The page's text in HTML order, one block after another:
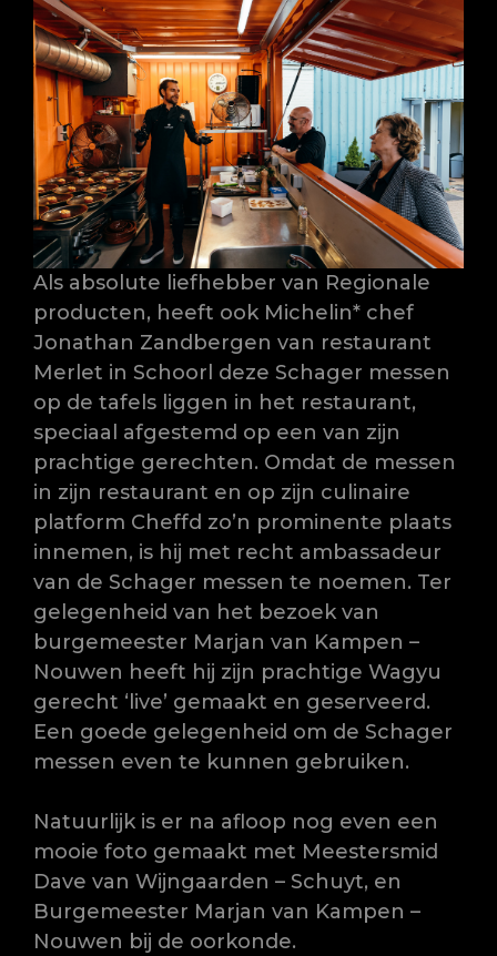
Als absolute liefhebber van Regionale
producten, heeft ook Michelin* chef
Jonathan Zandbergen van restaurant
Merlet in Schoorl deze Schager messen
op de tafels liggen in het restaurant,
speciaal afgestemd op een van zijn
prachtige gerechten. Omdat de messen
in zijn restaurant en op zijn culinaire
platform Cheffd zo’n prominente plaats
innemen, is hij met recht ambassadeur
van de Schager messen te noemen. Ter
gelegenheid van het bezoek van
burgemeester Marjan van Kampen –
Nouwen heeft hij zijn prachtige Wagyu
gerecht ‘live’ gemaakt en geserveerd.
Een goede gelegenheid om de Schager
messen even te kunnen gebruiken.
Natuurlijk is er na afloop nog even een
mooie foto gemaakt met Meestersmid
Dave van Wijngaarden – Schuyt, en
Burgemeester Marjan van Kampen –
Nouwen bij de oorkonde.